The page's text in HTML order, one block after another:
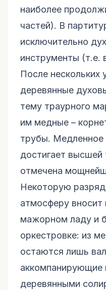
наиболее
частей). В
исключительно
инструменты (т.е.
После нескольких
деревянные
тему траурного
им медные –
трубы. Медленное
достигает высшей
отмечена
Некоторую
атмосферу вносит
мажорном ладу и
оркестровке: из
остаются лишь
аккомпанирующие
деревянными